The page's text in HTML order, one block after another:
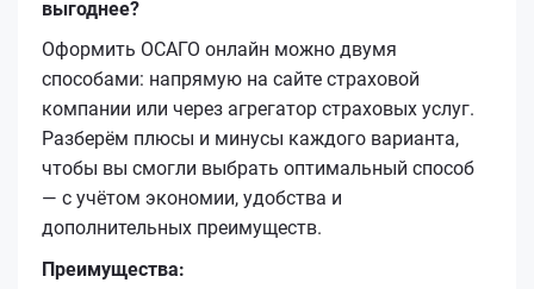
выгоднее?
Оформить ОСАГО онлайн можно двумя
способами: напрямую на сайте страховой
компании или через агрегатор страховых услуг.
Разберём плюсы и минусы каждого варианта,
чтобы вы смогли выбрать оптимальный способ
— с учётом экономии, удобства и
дополнительных преимуществ.
Преимущества: